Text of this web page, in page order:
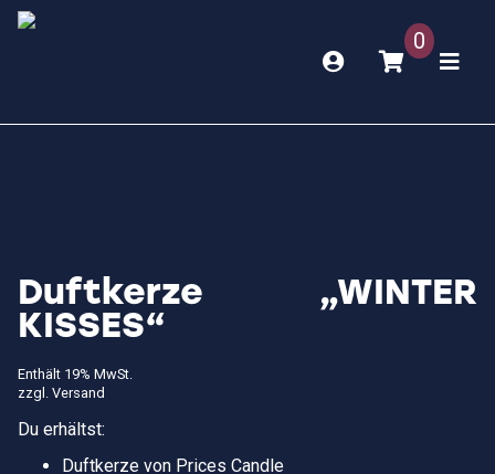
0
Duftkerze „WINTER
KISSES“
Enthält 19% MwSt.
zzgl. Versand
Du erhältst:
Duftkerze von Prices Candle